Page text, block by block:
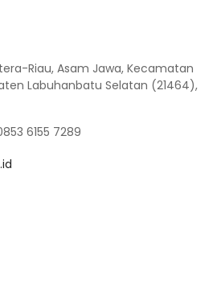
Riau, Asam Jawa, Kecamatan
Labuhanbatu Selatan (21464),
6155 7289